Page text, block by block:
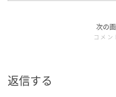
次の
コメン
返信する